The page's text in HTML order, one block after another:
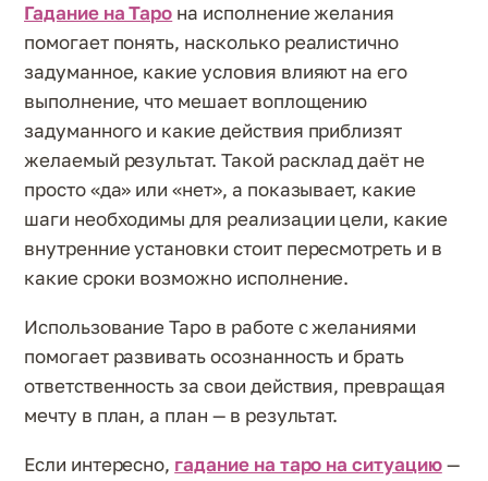
Гадание на Таро на исполнение желания
помогает понять, насколько реалистично
задуманное, какие условия влияют на его
выполнение, что мешает воплощению
задуманного и какие действия приблизят
желаемый результат. Такой расклад даёт не
просто «да» или «нет», а показывает, какие
шаги необходимы для реализации цели, какие
внутренние установки стоит пересмотреть и в
какие сроки возможно исполнение.
Использование Таро в работе с желаниями
помогает развивать осознанность и брать
ответственность за свои действия, превращая
мечту в план, а план — в результат.
Если интересно, гадание на таро на ситуацию—